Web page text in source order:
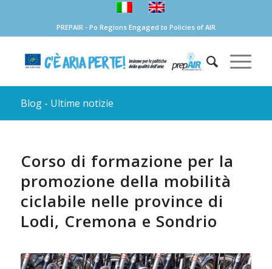
PREPAIR - Po Regions Engaged to Policies of AIR
Blog - Ultime notizie
Corso di formazione per la
promozione della mobilità
ciclabile nelle province di
Lodi, Cremona e Sondrio